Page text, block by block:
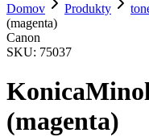
Domov Produkty
(magenta)
Canon
SKU: 75037
(magenta)